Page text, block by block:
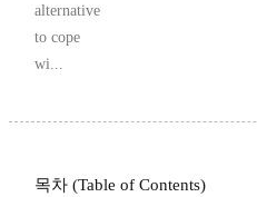
alternative
to cope
wi...
목차 (Table of Contents)